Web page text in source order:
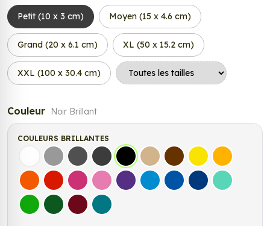
Petit (10 x 3 cm) Moyen (15 x 4.6 cm)
Grand (20 x 6.1 cm) XL (50 x 15.2 cm)
XXL (100 x 30.4 cm)
Couleur Noir Brillant
COULEURS BRILLANTES
Blanc Gris Gris FoncéGris Anthracite
Noir Beige Marron Jaune ClairJaune
OrangeRouge FuchsiaRose Violet Bleu clairBleu MoyenBleu FoncéBleu Vert
Vert clairVert FoncéBordeauxTurquoise